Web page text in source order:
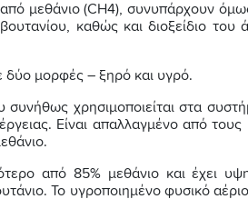
μεθάνιο (CH4), συνυπάρχουν
καθώς και διοξείδιο του
δύο μορφές – ξηρό και υγρό.
συνήθως χρησιμοποιείται στα
Είναι απαλλαγμένο από
από 85% μεθάνιο και έχει
Το υγροποιημένο φυσικό